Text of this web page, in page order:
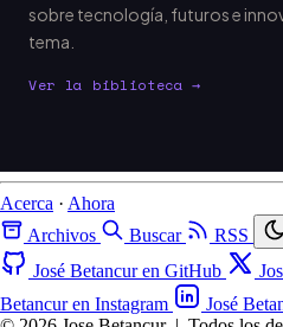
sobre tecnología, futuros e
tema.
Ver la biblioteca →
Acerca · Ahora
Archivos
Buscar
RSS
José Betancur en GitHub
Betancur en Instagram
José